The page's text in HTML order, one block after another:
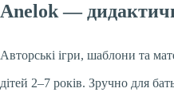
Anelok —
Авторські ігри, шаблони та
дітей 2–7 років. Зручно для